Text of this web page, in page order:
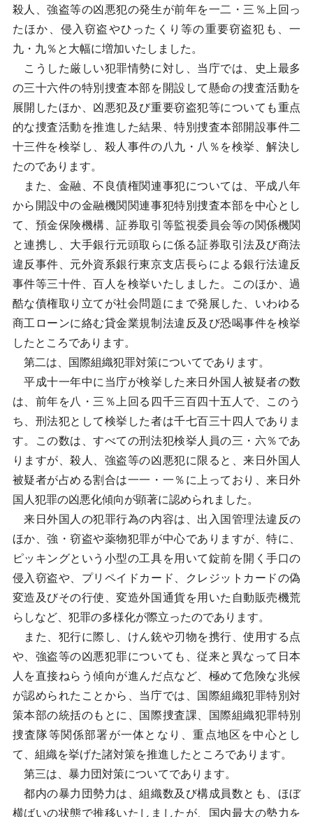
殺人、強盗等の凶悪犯の発生が前年を一二・三％上回っ
たほか、侵入窃盗やひったくり等の重要窃盗犯も、一
九・九％と大幅に増加いたしました。
こうした厳しい犯罪情勢に対し、当庁では、史上最多
の三十六件の特別捜査本部を開設して懸命の捜査活動を
展開したほか、凶悪犯及び重要窃盗犯等についても重点
的な捜査活動を推進した結果、特別捜査本部開設事件二
十三件を検挙し、殺人事件の八九・八％を検挙、解決し
たのであります。
また、金融、不良債権関連事犯については、平成八年
から開設中の金融機関関連事犯特別捜査本部を中心とし
て、預金保険機構、証券取引等監視委員会等の関係機関
と連携し、大手銀行元頭取らに係る証券取引法及び商法
違反事件、元外資系銀行東京支店長らによる銀行法違反
事件等三十件、百人を検挙いたしました。このほか、過
酷な債権取り立てが社会問題にまで発展した、いわゆる
商工ローンに絡む貸金業規制法違反及び恐喝事件を検挙
したところであります。
第二は、国際組織犯罪対策についてであります。
平成十一年中に当庁が検挙した来日外国人被疑者の数
は、前年を八・三％上回る四千三百四十五人で、このう
ち、刑法犯として検挙した者は千七百三十四人でありま
す。この数は、すべての刑法犯検挙人員の三・六％であ
りますが、殺人、強盗等の凶悪犯に限ると、来日外国人
被疑者が占める割合は一一・一％に上っており、来日外
国人犯罪の凶悪化傾向が顕著に認められました。
来日外国人の犯罪行為の内容は、出入国管理法違反の
ほか、強・窃盗や薬物犯罪が中心でありますが、特に、
ピッキングという小型の工具を用いて錠前を開く手口の
侵入窃盗や、プリペイドカード、クレジットカードの偽
変造及びその行使、変造外国通貨を用いた自動販売機荒
らしなど、犯罪の多様化が際立ったのであります。
また、犯行に際し、けん銃や刃物を携行、使用する点
や、強盗等の凶悪犯罪についても、従来と異なって日本
人を直接ねらう傾向が進んだ点など、極めて危険な兆候
が認められたことから、当庁では、国際組織犯罪特別対
策本部の統括のもとに、国際捜査課、国際組織犯罪特別
捜査隊等関係部署が一体となり、重点地区を中心とし
て、組織を挙げた諸対策を推進したところであります。
第三は、暴力団対策についてであります。
都内の暴力団勢力は、組織数及び構成員数とも、ほぼ
横ばいの状態で推移いたしましたが、国内最大の勢力を